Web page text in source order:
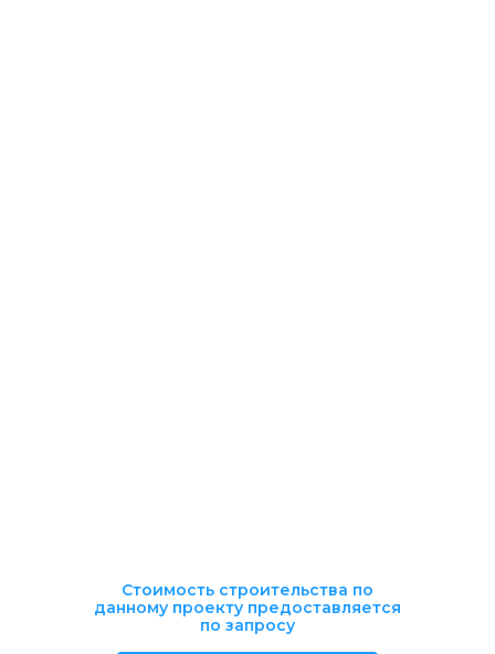
Стоимость строительства по
данному проекту предоставляется
по запросу